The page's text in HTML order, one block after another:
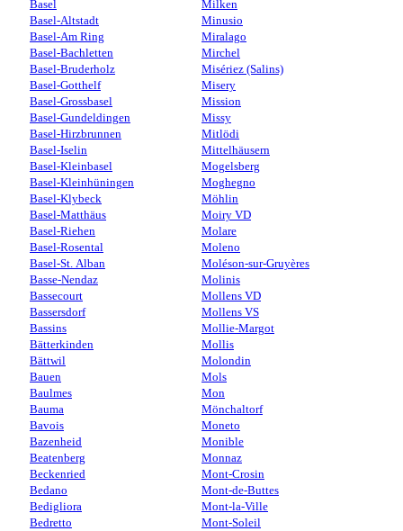
Basel
Basel-Altstadt
Basel-Am Ring
Basel-Bachletten
Basel-Bruderholz
Basel-Gotthelf
Basel-Grossbasel
Basel-Gundeldingen
Basel-Hirzbrunnen
Basel-Iselin
Basel-Kleinbasel
Basel-Kleinhüningen
Basel-Klybeck
Basel-Matthäus
Basel-Riehen
Basel-Rosental
Basel-St. Alban
Basse-Nendaz
Bassecourt
Bassersdorf
Bassins
Bätterkinden
Bättwil
Bauen
Baulmes
Bauma
Bavois
Bazenheid
Beatenberg
Beckenried
Bedano
Bedigliora
Bedretto
Milken
Minusio
Miralago
Mirchel
Misériez (Salins)
Misery
Mission
Missy
Mitlödi
Mittelhäusern
Mogelsberg
Moghegno
Möhlin
Moiry VD
Molare
Moleno
Moléson-sur-Gruyères
Molinis
Mollens VD
Mollens VS
Mollie-Margot
Mollis
Molondin
Mols
Mon
Mönchaltorf
Moneto
Monible
Monnaz
Mont-Crosin
Mont-de-Buttes
Mont-la-Ville
Mont-Soleil